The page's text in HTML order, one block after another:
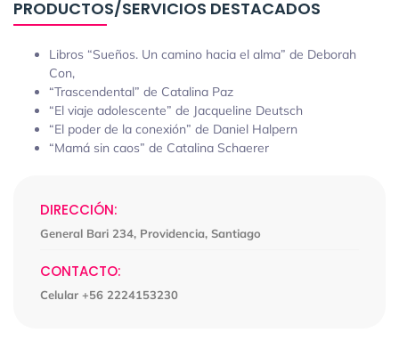
PRODUCTOS/SERVICIOS DESTACADOS
Libros “Sueños. Un camino hacia el alma” de Deborah
Con,
“Trascendental” de Catalina Paz
“El viaje adolescente” de Jacqueline Deutsch
“El poder de la conexión” de Daniel Halpern
“Mamá sin caos” de Catalina Schaerer
DIRECCIÓN:
General Bari 234, Providencia, Santiago
CONTACTO:
Celular +56 2224153230